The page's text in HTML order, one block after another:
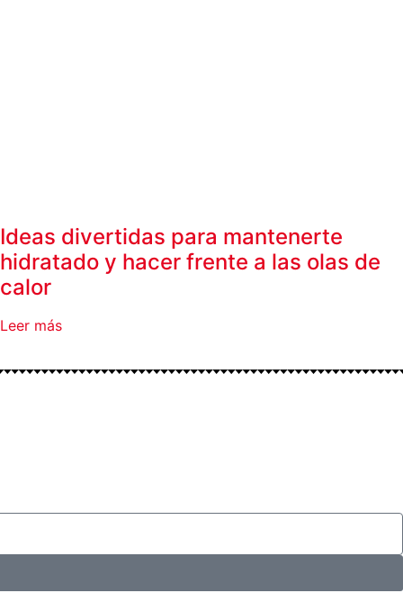
Ideas divertidas para mantenerte
hidratado y hacer frente a las olas de
calor
Leer más